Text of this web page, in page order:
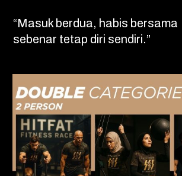
“Masuk berdua, habis
sebenar tetap diri sendiri.”